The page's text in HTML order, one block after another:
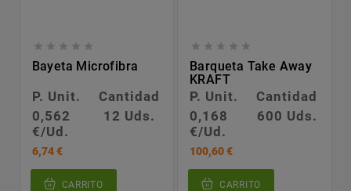
    
Bayeta Microfibra
P. Unit.
Cantidad
0,562
€/Ud.
12 Uds.
6,74 €
CARRITO
    
Barqueta Take Away
KRAFT
P. Unit.
Cantidad
0,168
€/Ud.
600 Uds.
100,60 €
CARRITO